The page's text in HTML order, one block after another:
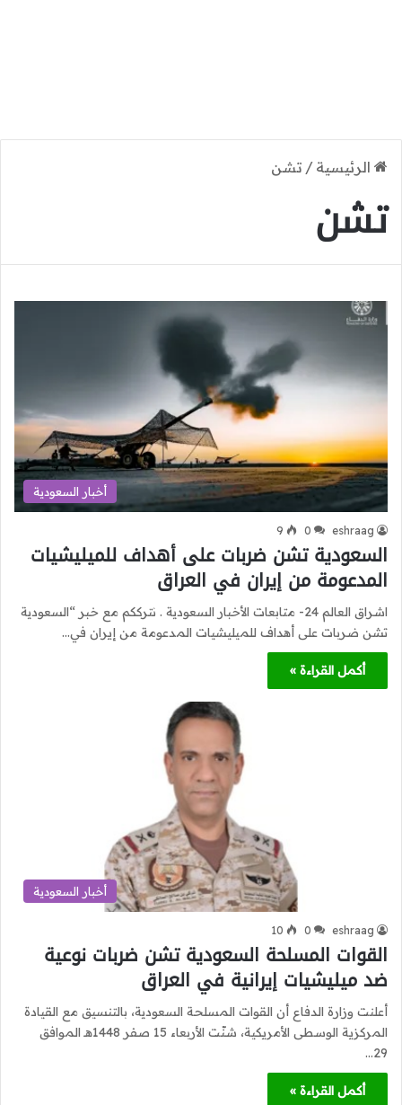
الرئيسية / تشن
تشن
أخبار السعودية
eshraag
0
9
السعودية تشن ضربات على أهداف للميليشيات
المدعومة من إيران في العراق
اشراق العالم 24- متابعات الأخبار السعودية . نترككم مع خبر “السعودية
تشن ضربات على أهداف للميليشيات المدعومة من إيران في…
أكمل القراءة »
أخبار السعودية
eshraag
0
10
القوات المسلحة السعودية تشن ضربات نوعية
ضد ميليشيات إيرانية في العراق
أعلنت وزارة الدفاع أن القوات المسلحة السعودية، بالتنسيق مع القيادة
المركزية الوسطى الأمريكية، شنّت الأربعاء 15 صفر 1448هـ الموافق
29…
أكمل القراءة »